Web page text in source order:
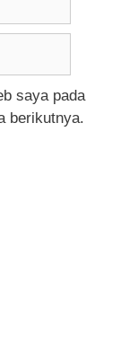
saya pada
berikutnya.